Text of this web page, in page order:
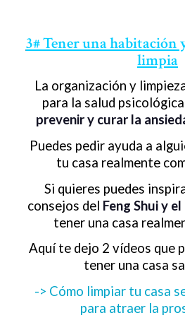
3# Tener una habitación
limpia
La organización y
para la salud
prevenir y curar la
Puedes pedir ayuda a
tu casa realmente
Si quieres puedes
consejos del Feng Shui y
tener una casa
Aquí te dejo 2 vídeos que
tener una casa
-> Cómo limpiar tu casa
para atraer la